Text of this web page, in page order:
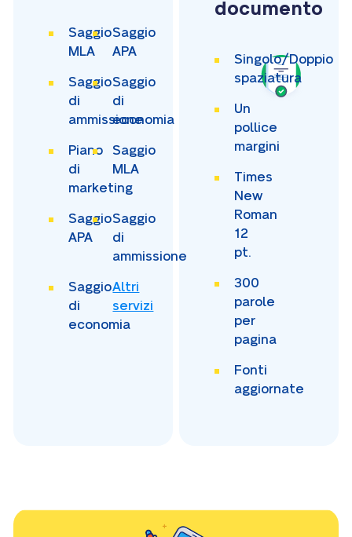
Saggio
MLA
Saggio
APA
Saggio
di
ammissione
Saggio
di
economia
Piano
di
marketing
Saggio
MLA
Saggio
APA
Saggio
di
ammissione
Saggio
di
economia
Altri
servizi
documento
Singolo/Doppio
spaziatura
Un
pollice
margini
Times
New
Roman
12
pt.
300
parole
per
pagina
Fonti
aggiornate